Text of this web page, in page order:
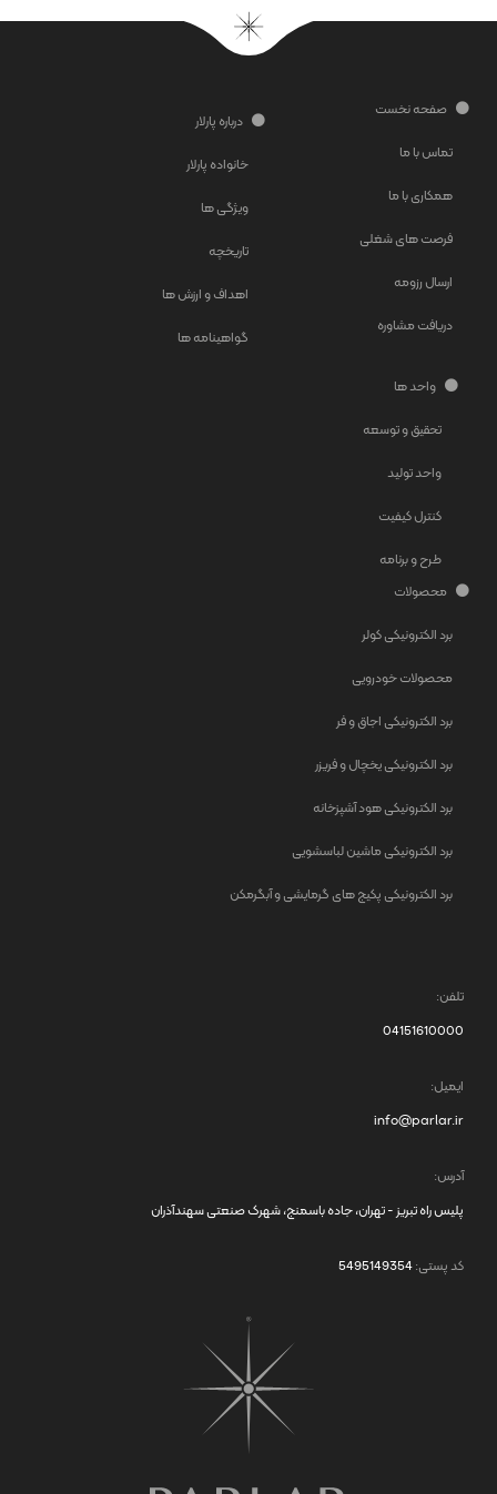
صفحه نخست
تماس با ما
همکاری با ما
فرصت های شغلی
ارسال رزومه
دریافت مشاوره
درباره پارلار
خانواده پارلار
ویژگی ها
تاریخچه
اهداف و ارزش ها
گواهینامه ها
واحد ها
تحقیق و توسعه
واحد تولید
کنترل کیفیت
طرح و برنامه
محصولات
برد الکترونیکی کولر
محصولات خودرویی
برد الکترونیکی اجاق و فر
برد الکترونیکی یخچال و فریزر
برد الکترونیکی هود آشپزخانه
برد الکترونیکی ماشین لباسشویی
برد الکترونیکی پکیج های گرمایشی و آبگرمکن
تلفن:
04151610000
ایمیل:
info@parlar.ir
آدرس:
پلیس راه تبریز - تهران، جاده باسمنج، شهرک صنعتی سهندآذران
کد پستی:5495149354